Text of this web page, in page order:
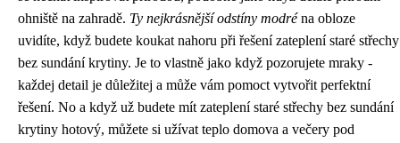
ohniště na zahradě. Ty nejkrásnější odstíny modréna obloze
uvidíte, když budete koukat nahoru při řešení zateplení staré střechy
bez sundání krytiny. Je to vlastně jako když pozorujete mraky -
každej detail je důležitej a může vám pomoct vytvořit perfektní
řešení. No a když už budete mít zateplení staré střechy bez sundání
krytiny hotový, můžete si užívat teplo domova a večery pod